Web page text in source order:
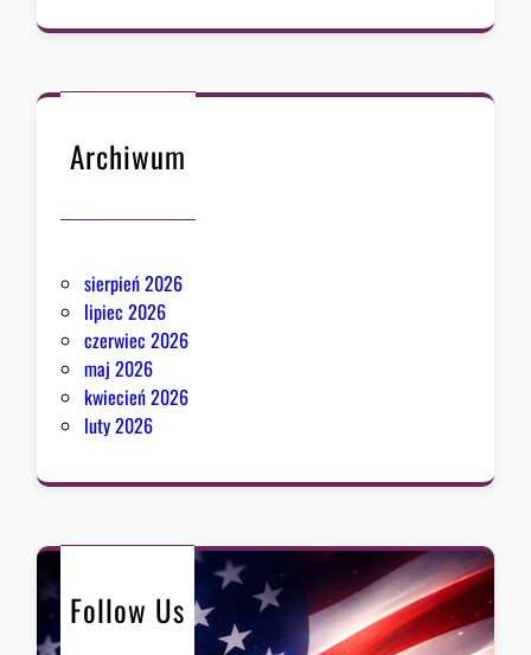
Archiwum
sierpień 2026
lipiec 2026
czerwiec 2026
maj 2026
kwiecień 2026
luty 2026
Follow Us